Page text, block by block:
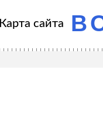
Карта сайта